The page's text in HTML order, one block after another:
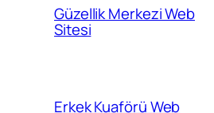
Güzellik Merkezi Web
Sitesi
Erkek Kuaförü Web